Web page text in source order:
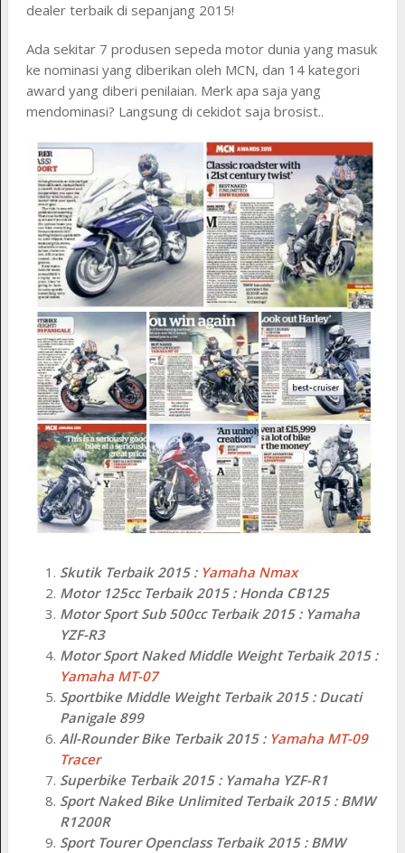
dealer terbaik di sepanjang 2015!
Ada sekitar 7 produsen sepeda motor dunia yang masuk
ke nominasi yang diberikan oleh MCN, dan 14 kategori
award yang diberi penilaian. Merk apa saja yang
mendominasi? Langsung di cekidot saja brosist..
Skutik Terbaik 2015 : Yamaha Nmax
Motor 125cc Terbaik 2015 : Honda CB125
Motor Sport Sub 500cc Terbaik 2015 : Yamaha
YZF-R3
Motor Sport Naked Middle Weight Terbaik 2015 :
Yamaha MT-07
Sportbike Middle Weight Terbaik 2015 : Ducati
Panigale 899
All-Rounder Bike Terbaik 2015 : Yamaha MT-09
Tracer
Superbike Terbaik 2015 : Yamaha YZF-R1
Sport Naked Bike Unlimited Terbaik 2015 : BMW
R1200R
Sport Tourer Openclass Terbaik 2015 : BMW